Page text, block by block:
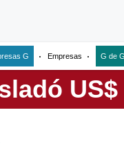
G Empresas G de